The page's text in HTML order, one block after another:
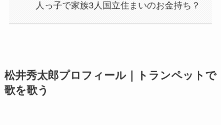
人っ子で家族3人国立住まいのお金持ち？
松井秀太郎プロフィール｜トランペットで
歌を歌う